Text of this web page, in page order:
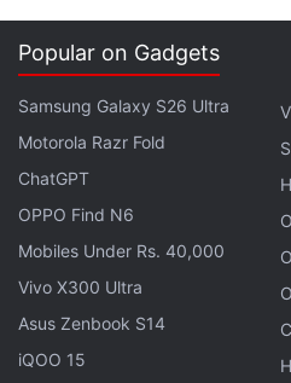
ক্যামেরার ক্ষেত্রে এটিতে ত্রিমাত্রিক
ফ্লিড-অফ-ভিউ সহ 8মেগাপিক্সেলের
3Xঅপটিক্যাল জুম সমর্থিত
সামনের অংশে EIS-সহ একটি
আপনি 256জিবি পর্যন্ত UFS3.1স্টোরেজ
ষ্টোরিও স্পীকার আছে।ফোনটিতে
GPS,NavIC এবং একটি USB
সেন্সরের ক্ষেত্রে
Popular on Gadgets
Samsung Galaxy S26 Ultra
Motorola Razr Fold
ChatGPT
OPPO Find N6
Mobiles Under Rs. 40,000
Vivo X300 Ultra
Asus Zenbook S14
iQOO 15